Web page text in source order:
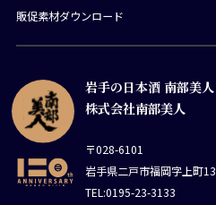
岩手の日本酒 南部美人
株式会社南部美人
〒028-6101
岩手県二戸市福岡字上町13
TEL:0195-23-3133
販促素材ダウンロード